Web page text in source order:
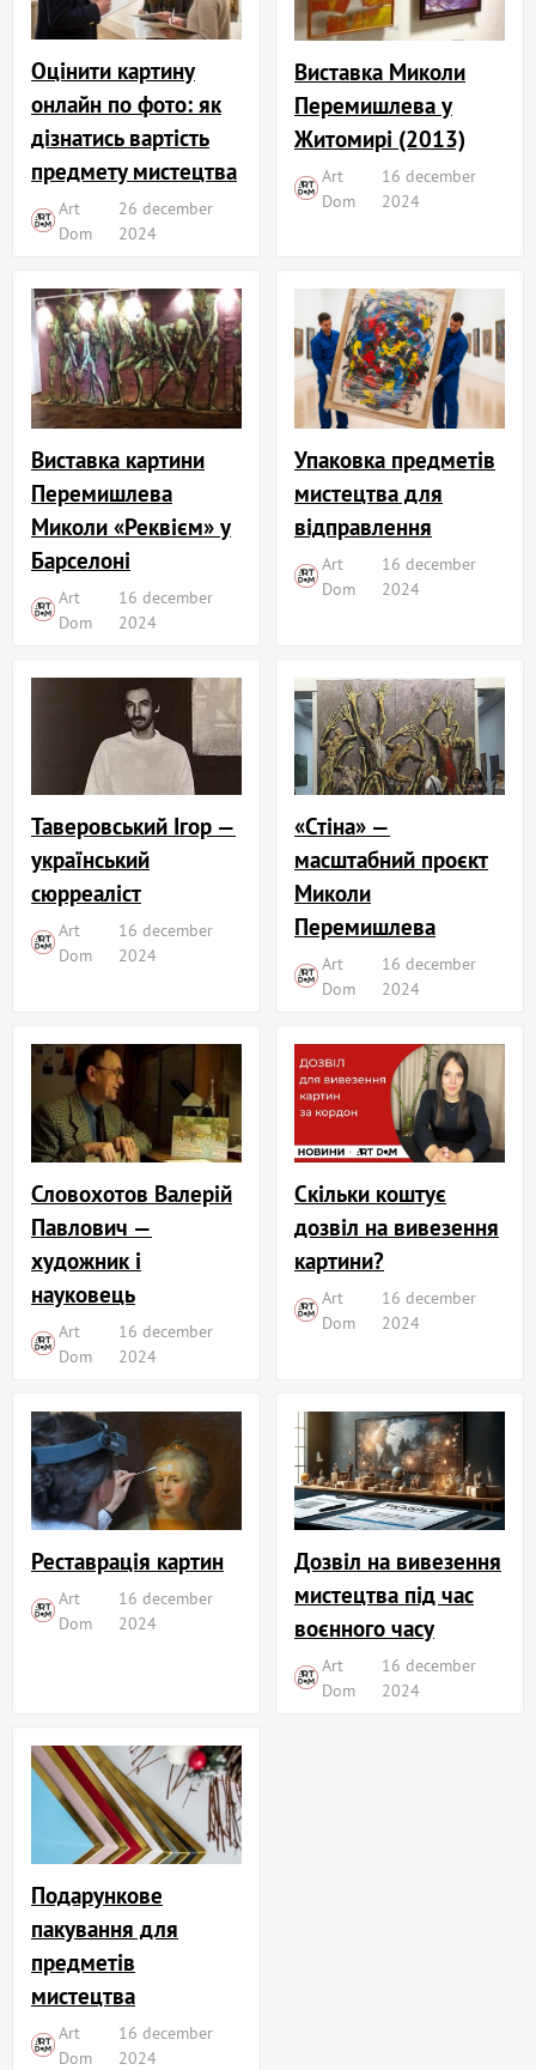
Оцінити картину
онлайн по фото: як
дізнатись вартість
предмету мистецтва
Art
Dom
26 december
2024
Виставка Миколи
Перемишлева у
Житомирі (2013)
Art
Dom
16 december
2024
Виставка картини
Перемишлева
Миколи «Реквієм» у
Барселоні
Art
Dom
16 december
2024
Упаковка предметів
мистецтва для
відправлення
Art
Dom
16 december
2024
Таверовський Ігор —
український
сюрреаліст
Art
Dom
16 december
2024
«Стіна» —
масштабний проєкт
Миколи
Перемишлева
Art
Dom
16 december
2024
Словохотов Валерій
Павлович —
художник і
науковець
Art
Dom
16 december
2024
Скільки коштує
дозвіл на вивезення
картини?
Art
Dom
16 december
2024
Реставрація картин
Art
Dom
16 december
2024
Дозвіл на вивезення
мистецтва під час
воєнного часу
Art
Dom
16 december
2024
Подарункове
пакування для
предметів
мистецтва
Art
Dom
16 december
2024